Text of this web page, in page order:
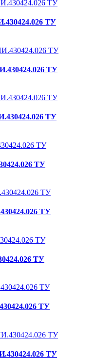
ТУ
ТУ
ТУ
ТУ
ТУ
ТУ
ТУ
ТУ